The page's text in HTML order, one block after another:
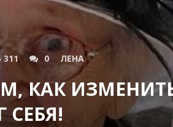
311 0 ЛЕНА
КАК
СЕБЯ!